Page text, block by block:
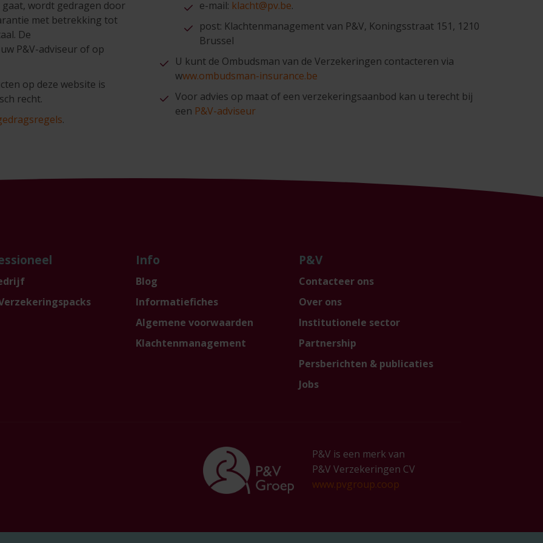
wordt gedragen door
met betrekking tot
De
P&V-adviseur of op
op deze website is
recht.
.
e-mail: klacht@pv.be.
post: Klachtenmanagement van P&V, Koningsstraat 151, 1210
Brussel
U kunt de Ombudsman van de Verzekeringen contacteren via
www.ombudsman-insurance.be
Voor advies op maat of een verzekeringsaanbod kan u terecht bij
een P&V-adviseur
Info
Blog
Informatiefiches
Algemene voorwaarden
Klachtenmanagement
P&V
Contacteer ons
Over ons
Institutionele sector
Partnership
Persberichten & publicaties
Jobs
P&V is een merk van
P&V Verzekeringen CV
www.pvgroup.coop